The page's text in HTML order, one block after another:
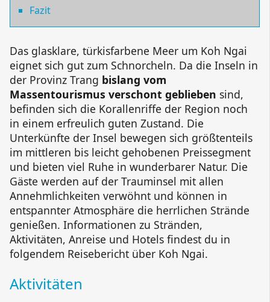
Fazit
Das glasklare, türkisfarbene Meer um Koh Ngai
eignet sich gut zum Schnorcheln. Da die Inseln in
der Provinz Trang bislang vom
Massentourismus verschont geblieben sind,
befinden sich die Korallenriffe der Region noch
in einem erfreulich guten Zustand. Die
Unterkünfte der Insel bewegen sich größtenteils
im mittleren bis leicht gehobenen Preissegment
und bieten viel Ruhe in wunderbarer Natur. Die
Gäste werden auf der Trauminsel mit allen
Annehmlichkeiten verwöhnt und können in
entspannter Atmosphäre die herrlichen Strände
genießen. Informationen zu Stränden,
Aktivitäten, Anreise und Hotels findest du in
folgendem Reisebericht über Koh Ngai.
Aktivitäten